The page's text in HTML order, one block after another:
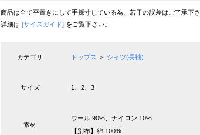
商品は全て平置きにして手採寸している為、若干の誤差はご了承下さ
詳細は [サイズガイド] をご覧下さい。
カテゴリ トップス ＞ シャツ(長袖)
サイズ 1、2、3
素材
ウール 90%、ナイロン 10%
【別布】綿 100%